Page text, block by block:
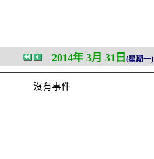
2014年 3月 31日 (星期一)
沒有事件